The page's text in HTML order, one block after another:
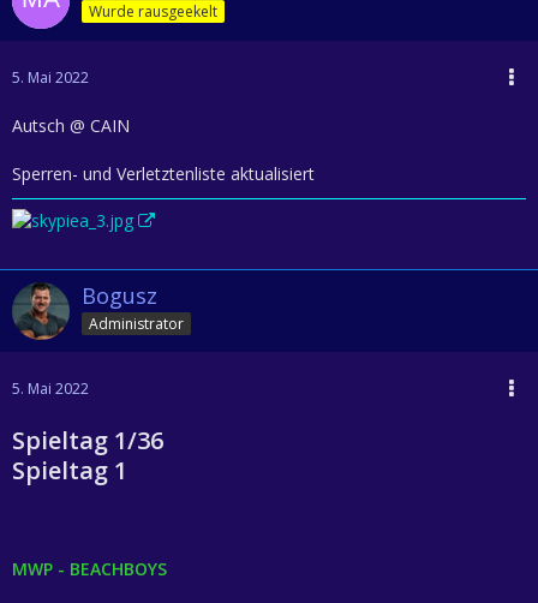
Wurde rausgeekelt
5. Mai 2022
Autsch @ CAIN
Sperren- und Verletztenliste aktualisiert
Bogusz
Administrator
5. Mai 2022
Spieltag 1/36
Spieltag 1
MWP - BEACHBOYS